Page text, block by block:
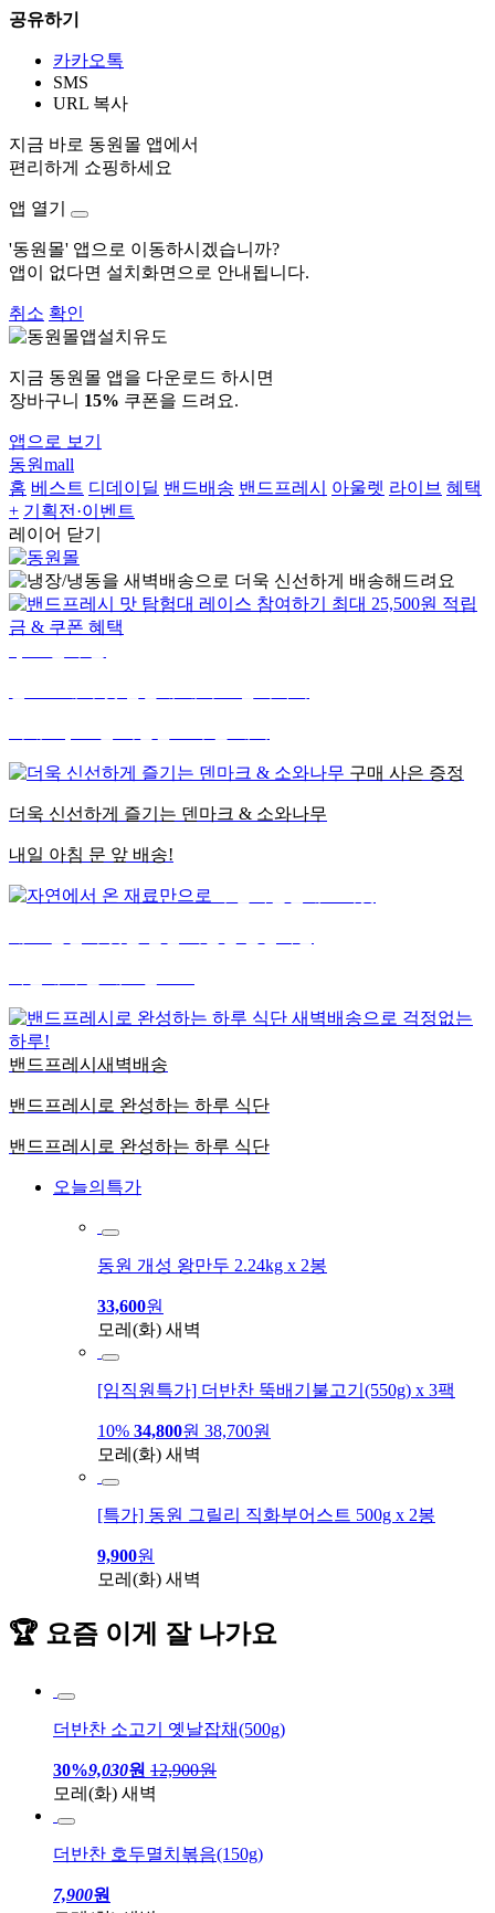
공유하기
카카오톡
SMS
URL 복사
지금 바로 동원몰 앱에서
편리하게 쇼핑하세요
앱 열기
'동원몰' 앱으로 이동하시겠습니까?
앱이 없다면 설치화면으로 안내됩니다.
취소 확인
지금 동원몰 앱을 다운로드 하시면
장바구니 15% 쿠폰을 드려요.
앱으로 보기
동원mall
홈 베스트 디데이딜 밴드배송 밴드프레시 아울렛 라이브 혜택
+ 기획전·이벤트
레이어 닫기
구매 사은 증정
더욱 신선하게 즐기는 덴마크 & 소와나무
내일 아침 문 앞 배송!
밴드프레시 새벽배송
밴드프레시로 완성하는 하루 식단
밴드프레시로 완성하는 하루 식단
오늘의특가
동원 개성 왕만두 2.24kg x 2봉
33,600원
모레(화) 새벽
10% 34,800 원
모레(화) 새벽
[특가] 동원 그릴리 직화부어스트 500g x 2봉
9,900원
더반찬 소고기 옛날잡채(500g)
30%9,030원 12,900원
모레(화) 새벽
더반찬 호두멸치볶음(150g)